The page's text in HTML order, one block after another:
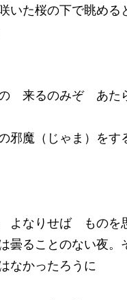
いた桜の下で眺め
来るのみぞ あた
邪魔（じゃま）を
なりせば ものを
曇ることのない夜。
なかったろうに